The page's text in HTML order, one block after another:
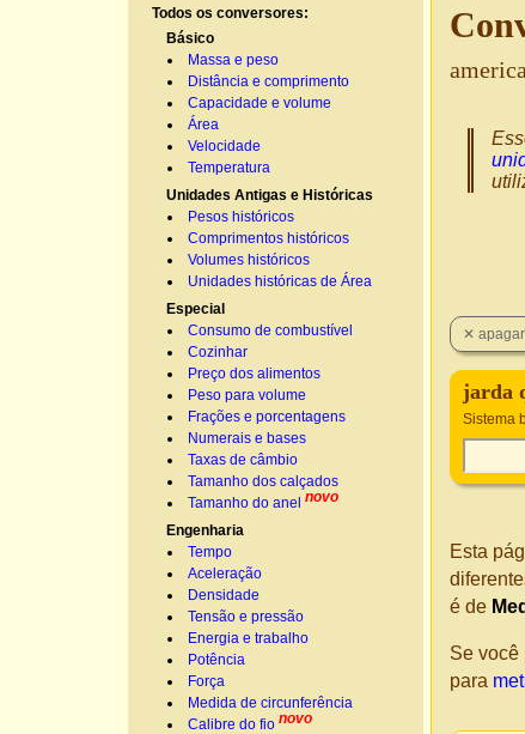
Todos os conversores:
Básico
Massa e peso
Distância e comprimento
Capacidade e volume
Área
Velocidade
Temperatura
Unidades Antigas e Históricas
Pesos históricos
Comprimentos históricos
Volumes históricos
Unidades históricas de Área
Especial
Consumo de combustível
Cozinhar
Preço dos alimentos
Peso para volume
Frações e porcentagens
Numerais e bases
Taxas de câmbio
Tamanho dos calçados
Tamanho do anel novo
Engenharia
Tempo
Aceleração
Densidade
Tensão e pressão
Energia e trabalho
Potência
Força
Medida de circunferência
Calibre do fio novo
jarda
Sistema
Esta
é de
Se você
para